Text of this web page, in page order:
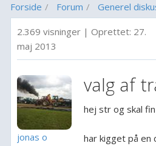
Forside Forum Generel
2.369 visninger | Oprettet: 27.
maj 2013
jonas o
valg af
hej str og skal
har kigget på en